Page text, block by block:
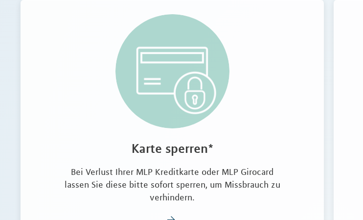
Karte sperren*
Bei Verlust Ihrer MLP Kreditkarte oder MLP Girocard
lassen Sie diese bitte sofort sperren, um Missbrauch zu
verhindern.